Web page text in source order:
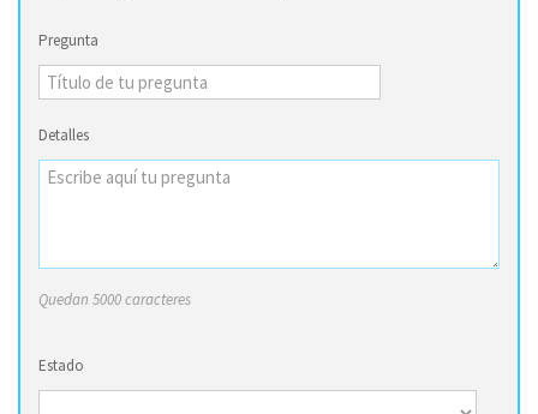
Pregunta
Detalles
Quedan 5000 caracteres
Estado